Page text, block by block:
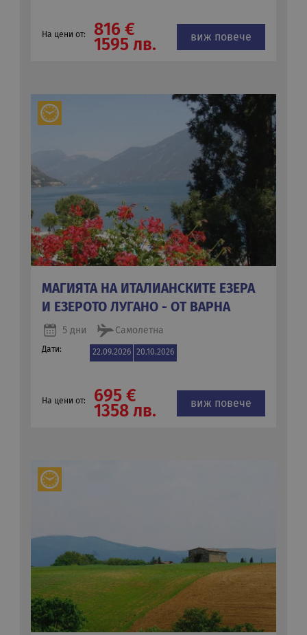
На цени от:
816 €
1595 лв.
виж повече
МАГИЯТА НА ИТАЛИАНСКИТЕ ЕЗЕРА
И ЕЗЕРОТО ЛУГАНО - ОТ ВАРНА
5 дни Самолетна
Дати: 22.09.2026 20.10.2026
На цени от:
695 €
1358 лв.
виж повече